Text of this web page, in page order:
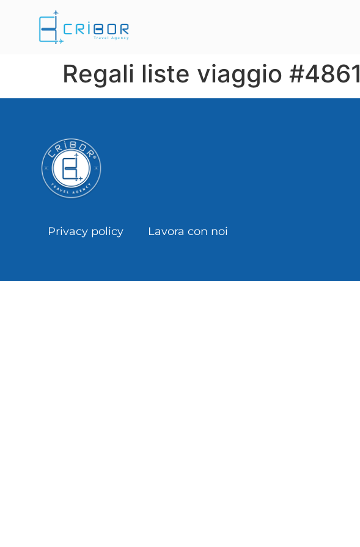
Regali liste viaggio #4861
Privacy policy Lavora con noi